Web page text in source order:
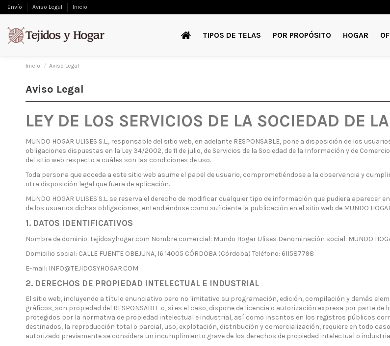
Envío Aviso Legal Inicio
TIPOS DE TELAS POR PROPÓSITO HOGAR
Inicio Aviso Legal
Aviso Legal
LEY DE LOS SERVICIOS DE LA SOCIEDAD DE
MUNDO HOGAR ULISES S.L., responsable del sitio web, en adelante RESPONSABLE, pone a disposición de los
obligaciones dispuestas en la Ley 34/2002, de 11 de julio, de Servicios de la Sociedad de la Información y de
del sitio web respecto a cuáles son las condiciones de uso.
Toda persona que acceda a este sitio web asume el papel de usuario, comprometiéndose a la observancia y
otra disposición legal que fuera de aplicación.
MUNDO HOGAR ULISES S.L. se reserva el derecho de modificar cualquier tipo de información que pudiera
de los usuarios dichas obligaciones, entendiéndose como suficiente la publicación en el sitio web de MUNDO HOGAR
1. DATOS IDENTIFICATIVOS
Nombre de dominio: tejidosyhogar.com Nombre comercial: Mundo Hogar Ulises Denominación social: MUNDO
Domicilio social: CALLE FUENTE OBEJUNA, 16 14005 CÓRDOBA (Córdoba) Teléfono: 611587798
E-mail: INFO@TEJIDOSYHOGAR.COM
2. DERECHOS DE PROPIEDAD INTELECTUAL E INDUSTRIAL
El sitio web, incluyendo a título enunciativo pero no limitativo su programación, edición, compilación y demás
gráficos, son propiedad del RESPONSABLE o, si es el caso, dispone de licencia o autorización expresa por parte
protegidos por la normativa de propiedad intelectual e industrial, así como inscritos en los registros públicos
destinados, la reproducción total o parcial, uso, explotación, distribución y comercialización, requiere en todo
autorizado previamente se considera un incumplimiento grave de los derechos de propiedad intelectual o